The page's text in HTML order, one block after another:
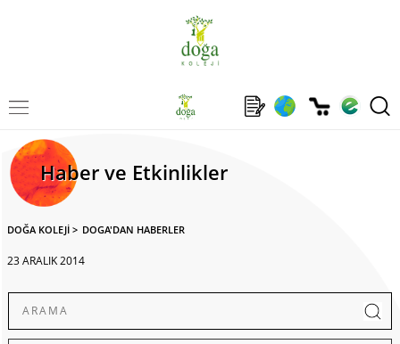
Haber ve Etkinlikler
DOĞA KOLEJİ > DOGA'DAN HABERLER
23 ARALIK 2014